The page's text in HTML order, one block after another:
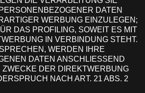
DATEN
WERBUNG EINZULEGEN;
DAS PROFILING, SOWEIT ES MIT
IN VERBINDUNG STEHT.
WERDEN IHRE
DATEN ANSCHLIESSEND
ZWECKE DER DIREKTWERBUNG
NACH ART. 21 ABS. 2